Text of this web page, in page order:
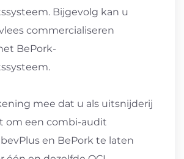
Bijgevolg kan u
commercialiseren
BePork-
mee dat u als uitsnijderij
om een combi-audit
en BePork te laten